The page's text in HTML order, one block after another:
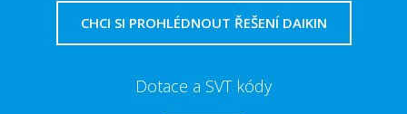
CHCI SI PROHLÉDNOUT ŘEŠENÍ DAIKIN
Dotace a SVT kódy